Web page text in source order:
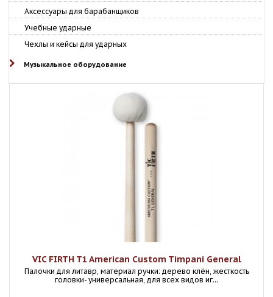
Аксессуары для барабанщиков
Учебные ударные
Чехлы и кейсы для ударных
Музыкальное оборудование
VIC FIRTH T1 American Custom Timpani General
Палочки для литавр, материал ручки: дерево клён, жесткость
головки- универсальная, для всех видов иг...